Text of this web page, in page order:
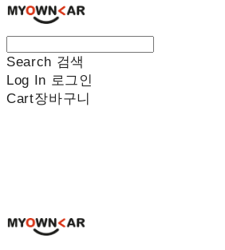
Search 검색
Log In 로그인
Cart장바구니